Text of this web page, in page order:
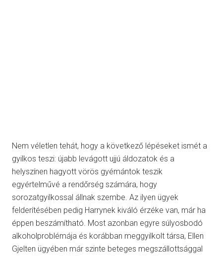
Nem véletlen tehát, hogy a következő lépéseket ismét a
gyilkos teszi: újabb levágott ujjú áldozatok és a
helyszínen hagyott vörös gyémántok teszik
egyértelművé a rendőrség számára, hogy
sorozatgyilkossal állnak szembe. Az ilyen ügyek
felderítésében pedig Harrynek kiváló érzéke van, már ha
éppen beszámítható. Most azonban egyre súlyosbodó
alkoholproblémája és korábban meggyilkolt társa, Ellen
Gjelten ügyében már szinte beteges megszállottsággal